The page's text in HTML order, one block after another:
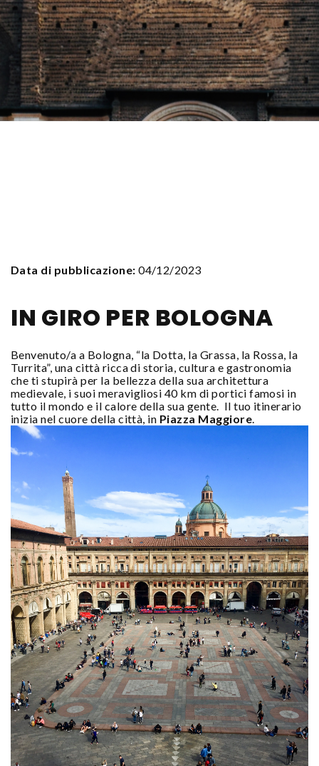
Data di pubblicazione:04/12/2023
IN GIRO PER BOLOGNA
Benvenuto/a a Bologna, “la Dotta, la Grassa, la Rossa, la
Turrita”, una città ricca di storia, cultura e gastronomia
che ti stupirà per la bellezza della sua architettura
medievale, i suoi meravigliosi 40 km di portici famosi in
tutto il mondo e il calore della sua gente. Il tuo itinerario
inizia nel cuore della città, in Piazza Maggiore.